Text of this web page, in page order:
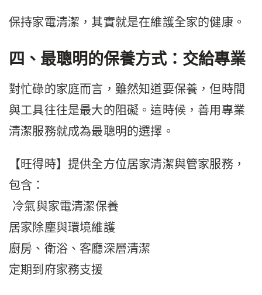
保持家電清潔，其實就是在維護全家的健康。
四、最聰明的保養方式：交給專業
對忙碌的家庭而言，雖然知道要保養，但時間
與工具往往是最大的阻礙。這時候，善用專業
清潔服務就成為最聰明的選擇。
【旺得時】提供全方位居家清潔與管家服務，
包含：
冷氣與家電清潔保養
居家除塵與環境維護
廚房、衛浴、客廳深層清潔
定期到府家務支援